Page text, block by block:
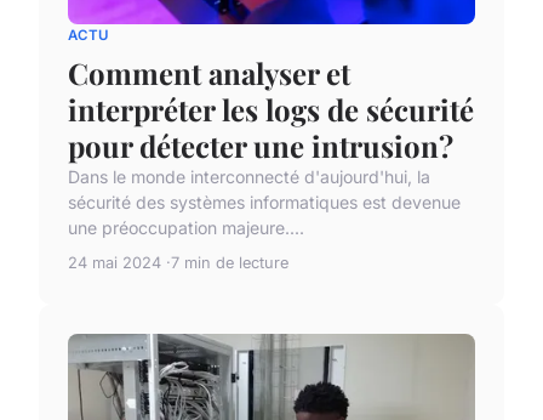
ACTU
Comment analyser et
interpréter les logs de sécurité
pour détecter une intrusion?
Dans le monde interconnecté d'aujourd'hui, la
sécurité des systèmes informatiques est devenue
une préoccupation majeure....
24 mai 2024 7 min de lecture